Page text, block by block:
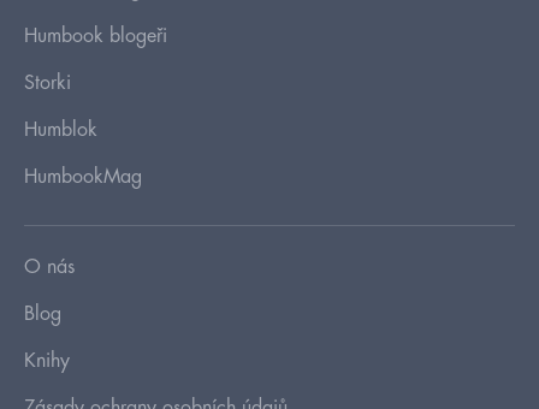
Humbook blogeři
Storki
Humblok
HumbookMag
O nás
Blog
Knihy